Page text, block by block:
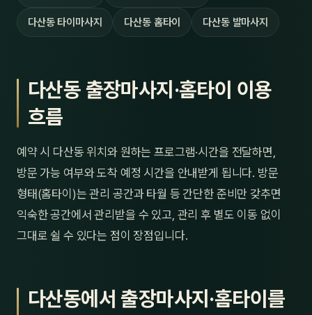
다산동 타이마사지 다산동 홈타이 다산동 발마사지
다산동 출장마사지·홈타이 이용
흐름
예약 시 다산동 위치와 원하는 프로그램·시간을 전달하면,
방문 가능 여부와 도착 예정 시간을 안내받게 됩니다. 방문
형태(홈타이)는 관리 공간과 타월 등 간단한 준비만 갖추면
익숙한 공간에서 관리받을 수 있고, 관리 후 별도 이동 없이
그대로 쉴 수 있다는 점이 장점입니다.
다산동에서 출장마사지·홈타이를